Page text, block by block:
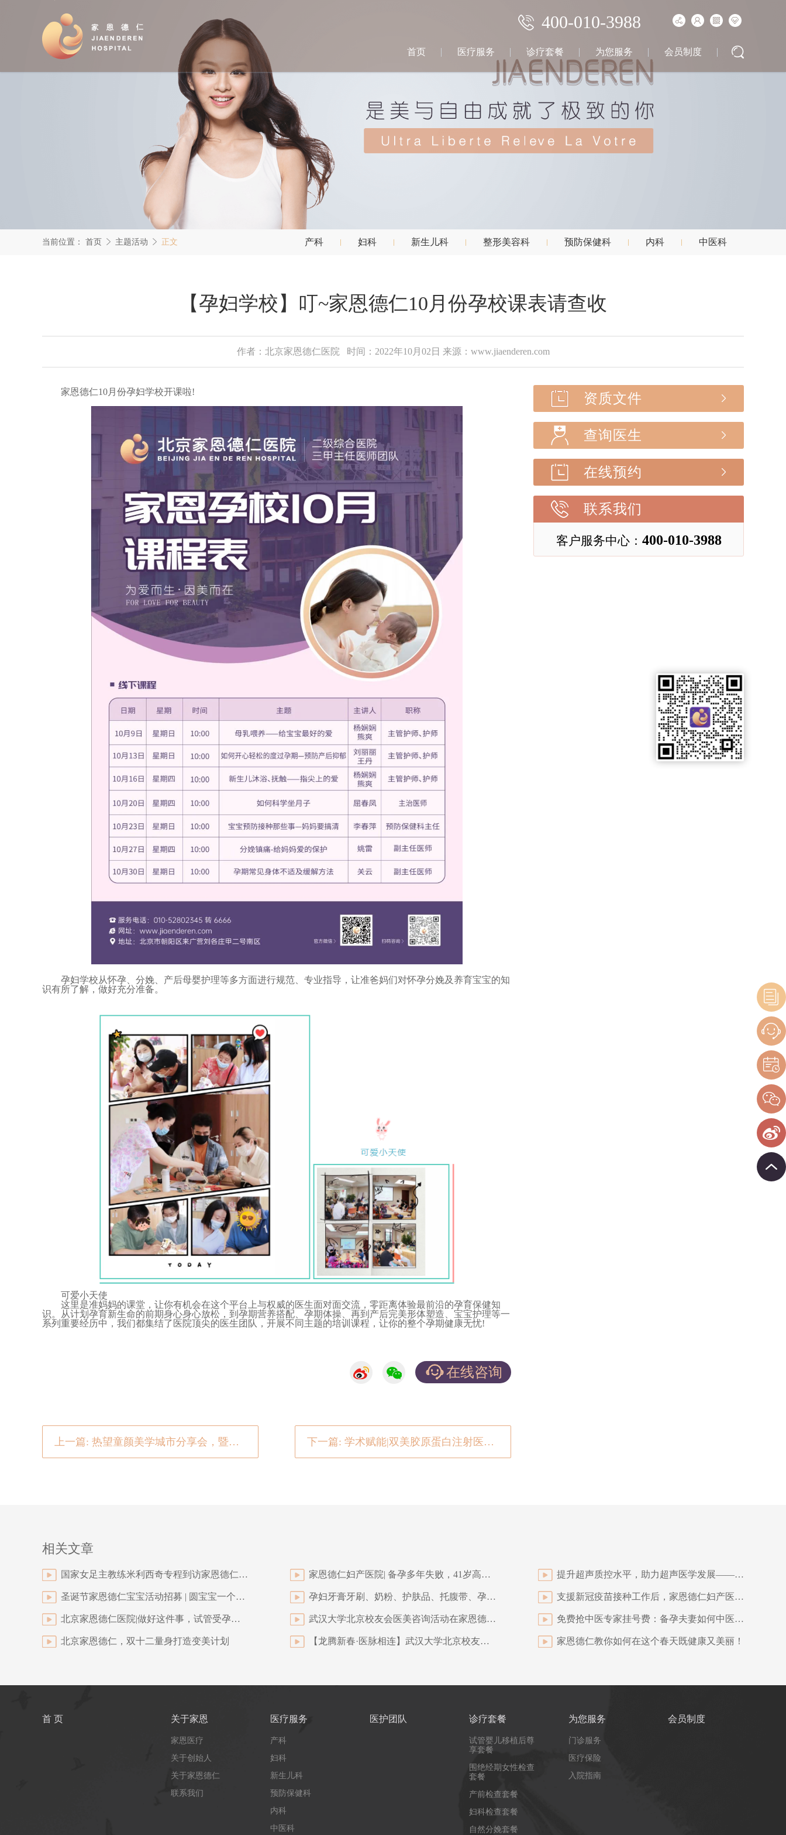
400-010-3988
首页 医疗服务 诊疗套餐 为您服务 会员制度
当前位置： 首页 主题活动 正文 产科 妇科 新生儿科 整形美容科 预防保健科 内科 中医科
【孕妇学校】叮~家恩德仁10月份孕校课表请查收
作者：北京家恩德仁医院 时间：2022年10月02日 来源：www.jiaenderen.com
家恩德仁10月份孕妇学校开课啦!
孕妇学校从怀孕、分娩、产后母婴护理等多方面进行规范、专业指导，让准爸妈们对怀孕分娩及养育宝宝的知
识有所了解，做好充分准备。
可爱小天使
这里是准妈妈的课堂，让你有机会在这个平台上与权威的医生面对面交流，零距离体验最前沿的孕育保健知
识。从计划孕育新生命的前期身心身心放松，到孕期营养搭配、孕期体操、再到产后完美形体塑造、宝宝护理等一
系列重要经历中，我们都集结了医院顶尖的医生团队，开展不同主题的培训课程，让你的整个孕期健康无忧!
在线咨询
上一篇: 热望童颜美学城市分享会，暨家恩德仁金秋新品发布会圆满成功！ 下一篇: 学术赋能|双美胶原蛋白注射医师学术交流会北京·家恩德仁站圆满成功
资质文件
查询医生
在线预约
联系我们
客户服务中心： 400-010-3988
相关文章
国家女足主教练米利西奇专程到访家恩德仁，探访康复中的“铿锵玫瑰”！ 家恩德仁妇产医院| 备孕多年失败，41岁高龄妈妈顺利分娩双胞胎宝宝(三) 提升超声质控水平，助力超声医学发展——北京非公立医疗机构协会超声专业委员会学术大会在京召开
圣诞节家恩德仁宝宝活动招募 | 圆宝宝一个童话梦！ 孕妇牙膏牙刷、奶粉、护肤品、托腹带、孕妇枕值不值得买？ 支援新冠疫苗接种工作后，家恩德仁妇产医院护士写下这样的话
北京家恩德仁医院|做好这件事，试管受孕成功率UP! UP! UP! 武汉大学北京校友会医美咨询活动在家恩德仁圆满开展 免费抢中医专家挂号费：备孕夫妻如何中医调理？
北京家恩德仁，双十二量身打造变美计划 【龙腾新春·医脉相连】武汉大学北京校友会医学分会在家恩德仁医院新春聚首团拜盛启 家恩德仁教你如何在这个春天既健康又美丽！
首 页 关于家恩
家恩医疗
关于创始人
关于家恩德仁
联系我们
医疗服务
产科
妇科
新生儿科
预防保健科
内科
中医科
医护团队 诊疗套餐
试管婴儿移植后尊
享套餐
围绝经期女性检查
套餐
产前检查套餐
妇科检查套餐
自然分娩套餐
为您服务
门诊服务
医疗保险
入院指南
会员制度